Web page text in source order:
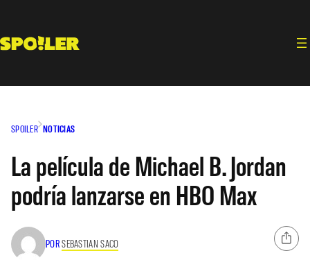
contenido
SPOILER NOTICIAS
La película de Michael B. Jordan
podría lanzarse en HBO Max
PORSEBASTIAN SACO